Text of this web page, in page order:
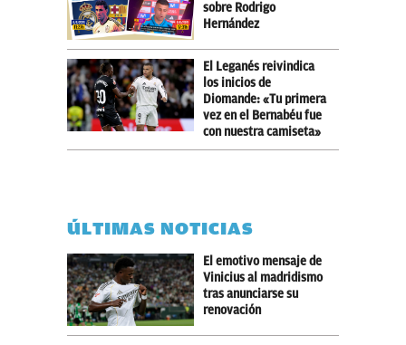
sobre Rodrigo
Hernández
El Leganés reivindica
los inicios de
Diomande: «Tu primera
vez en el Bernabéu fue
con nuestra camiseta»
ÚLTIMAS NOTICIAS
El emotivo mensaje de
Vinicius al madridismo
tras anunciarse su
renovación